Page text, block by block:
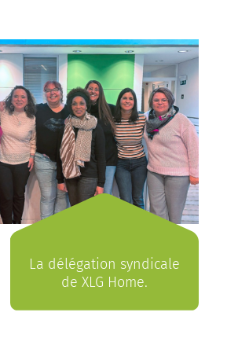
La délégation syndicale
de XLG Home.